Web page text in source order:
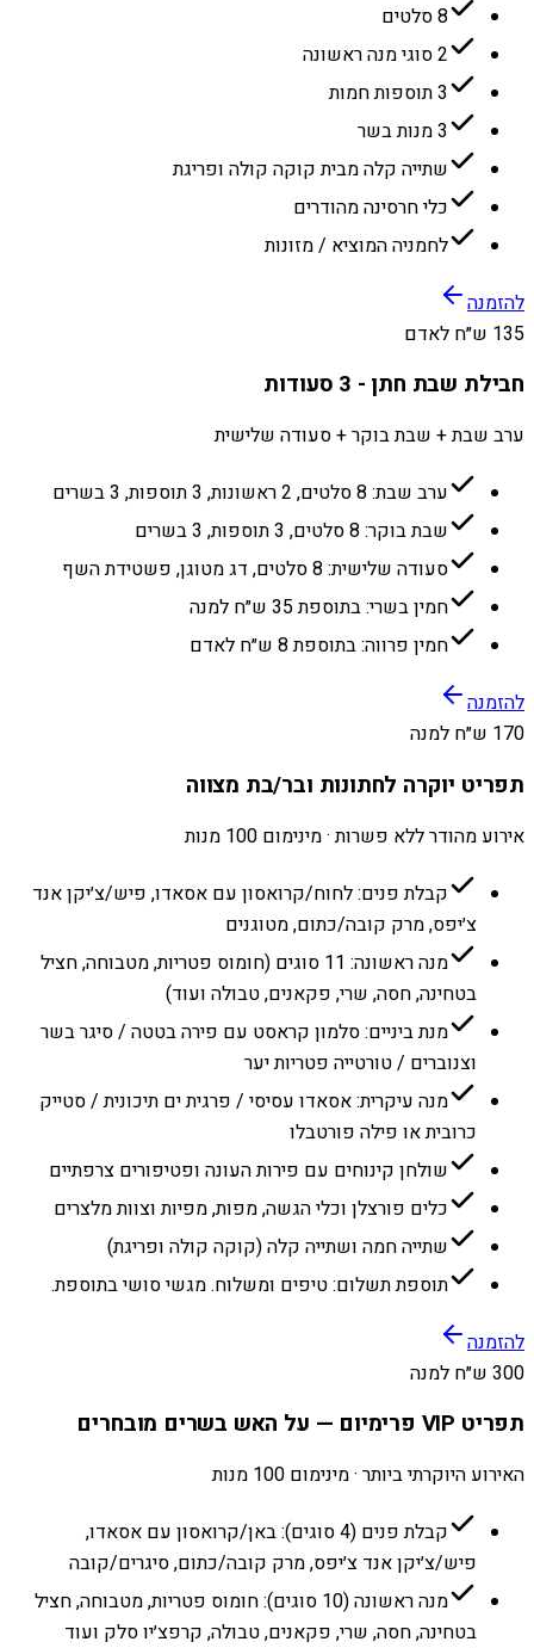
8 סלטים
2 סוגי מנה ראשונה
3 תוספות חמות
3 מנות בשר
שתייה קלה מבית קוקה קולה ופריגת
כלי חרסינה מהודרים
לחמניה המוציא / מזונות
להזמנה
135 ש״ח לאדם
חבילת שבת חתן - 3 סעודות
ערב שבת + שבת בוקר + סעודה שלישית
ערב שבת: 8 סלטים, 2 ראשונות, 3 תוספות, 3 בשרים
שבת בוקר: 8 סלטים, 3 תוספות, 3 בשרים
סעודה שלישית: 8 סלטים, דג מטוגן, פשטידת השף
חמין בשרי: בתוספת 35 ש״ח למנה
חמין פרווה: בתוספת 8 ש״ח לאדם
להזמנה
170 ש״ח למנה
תפריט יוקרה לחתונות ובר/בת מצווה
אירוע מהודר ללא פשרות · מינימום 100 מנות
קבלת פנים: לחוח/קרואסון עם אסאדו, פיש/צ׳יקן אנד
צ׳יפס, מרק קובה/כתום, מטוגנים
מנה ראשונה: 11 סוגים (חומוס פטריות, מטבוחה, חציל
בטחינה, חסה, שרי, פקאנים, טבולה ועוד)
מנת ביניים: סלמון קראסט עם פירה בטטה / סיגר בשר
וצנוברים / טורטייה פטריות יער
מנה עיקרית: אסאדו עסיסי / פרגית ים תיכונית / סטייק
כרובית או פילה פורטבלו
שולחן קינוחים עם פירות העונה ופטיפורים צרפתיים
כלים פורצלן וכלי הגשה, מפות, מפיות וצוות מלצרים
שתייה חמה ושתייה קלה (קוקה קולה ופריגת)
תוספת תשלום: טיפים ומשלוח. מגשי סושי בתוספת.
להזמנה
300 ש״ח למנה
תפריט VIP פרימיום — על האש בשרים מובחרים
האירוע היוקרתי ביותר · מינימום 100 מנות
קבלת פנים (4 סוגים): באן/קרואסון עם אסאדו,
פיש/צ׳יקן אנד צ׳יפס, מרק קובה/כתום, סיגרים/קובה
מנה ראשונה (10 סוגים): חומוס פטריות, מטבוחה, חציל
בטחינה, חסה, שרי, פקאנים, טבולה, קרפצ׳יו סלק ועוד